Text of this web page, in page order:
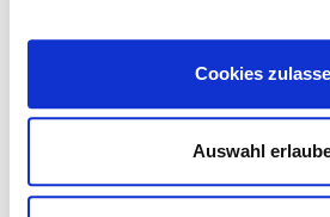
Cookies
Auswahl